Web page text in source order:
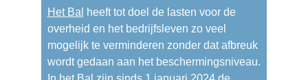
Het Bal (verwijst
naar
een
andere
website)
heeft tot doel de lasten voor de
overheid en het bedrijfsleven zo veel
mogelijk te verminderen zonder dat afbreuk
wordt gedaan aan het beschermingsniveau.